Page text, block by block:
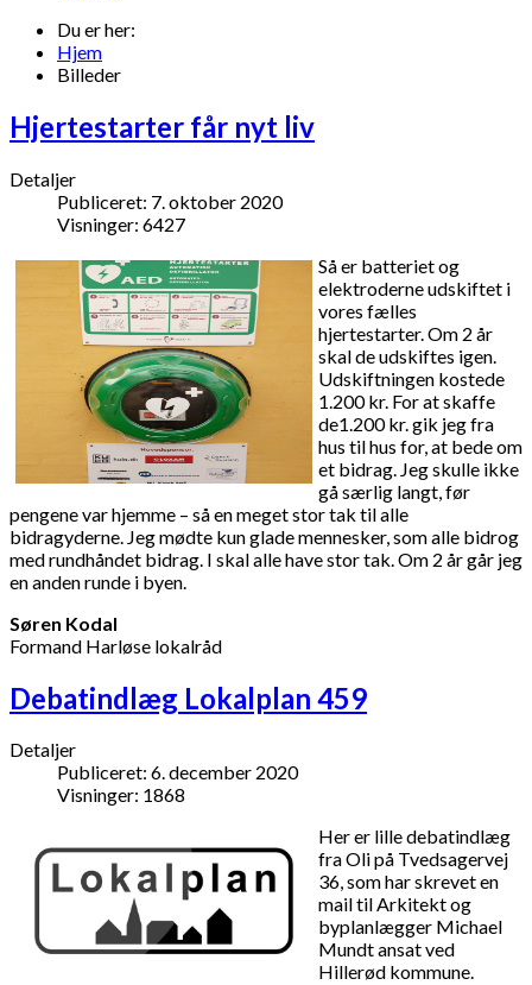
Du er her:
Hjem
Billeder
Hjertestarter får nyt liv
Detaljer
Publiceret: 7. oktober 2020
Visninger: 6427
Så er batteriet og
elektroderne udskiftet i
vores fælles
hjertestarter. Om 2 år
skal de udskiftes igen.
Udskiftningen kostede
1.200 kr. For at skaffe
de1.200 kr. gik jeg fra
hus til hus for, at bede om
et bidrag. Jeg skulle ikke
gå særlig langt, før
pengene var hjemme – så en meget stor tak til alle
bidragyderne. Jeg mødte kun glade mennesker, som alle bidrog
med rundhåndet bidrag. I skal alle have stor tak. Om 2 år går jeg
en anden runde i byen.
Søren Kodal
Formand Harløse lokalråd
Debatindlæg Lokalplan 459
Detaljer
Publiceret: 6. december 2020
Visninger: 1868
Her er lille debatindlæg
fra Oli på Tvedsagervej
36, som har skrevet en
mail til Arkitekt og
byplanlægger Michael
Mundt ansat ved
Hillerød kommune.